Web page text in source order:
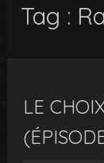
Tag :
LE